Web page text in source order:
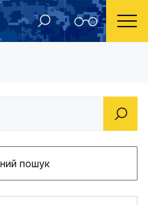
Рішення Новокаховської міської ради 2019 рік Про передачу
пошук